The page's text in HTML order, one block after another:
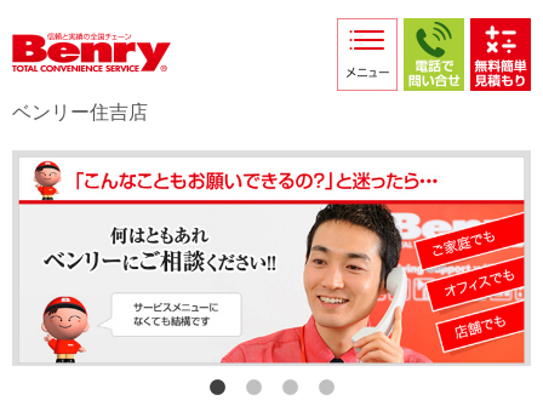
採用情報
店舗からのお知らせ
店舗日記
スタッフ紹介
プライバシーポリシー
本部スマホサイト
ベンリー住吉店